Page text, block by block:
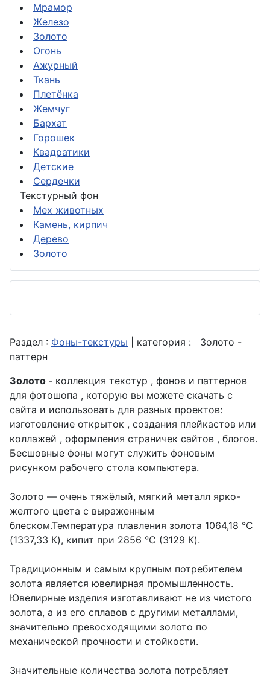
Мрамор
Железо
Золото
Огонь
Ажурный
Ткань
Плетёнка
Жемчуг
Бархат
Горошек
Квадратики
Детские
Сердечки
Текстурный фон
Мех животных
Камень, кирпич
Дерево
Золото
Раздел : Фоны-текстуры | категория : Золото -
паттерн
Золото - коллекция текстур , фонов и паттернов
для фотошопа , которую вы можете скачать с
сайта и использовать для разных проектов:
изготовление открыток , создания плейкастов или
коллажей , оформления страничек сайтов , блогов.
Бесшовные фоны могут служить фоновым
рисунком рабочего стола компьютера.
Золото — очень тяжёлый, мягкий металл ярко-
желтого цвета с выраженным
блеском.Температура плавления золота 1064,18 °C
(1337,33 К), кипит при 2856 °C (3129 К).
Традиционным и самым крупным потребителем
золота является ювелирная промышленность.
Ювелирные изделия изготавливают не из чистого
золота, а из его сплавов с другими металлами,
значительно превосходящими золото по
механической прочности и стойкости.
Значительные количества золота потребляет